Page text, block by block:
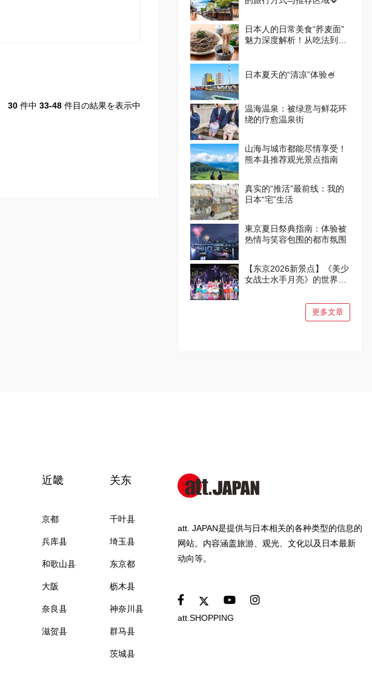
30 件中 33-48 件目の結果を表示中
日本人的日常美食“荞麦面”
魅力深度解析！从吃法到体
日本夏天的“清凉”体验🍧
温海温泉：被绿意与鲜花环
绕的疗愈温泉街
山海与城市都能尽情享受！
熊本县推荐观光景点指南
真实的“推活”最前线：我的
日本“宅”生活
東京夏日祭典指南：体验被
热情与笑容包围的都市氛围
【东京2026新景点】《美少
女战士水手月亮》的世界在
更多文章
近畿
京都
兵库县
和歌山县
大阪
奈良县
滋贺县
关东
千叶县
埼玉县
东京都
枥木县
神奈川县
群马县
茨城县
att. JAPAN是提供与日本相关的各种类型的信息的
网站。内容涵盖旅游、观光、文化以及日本最新
动向等。
att.SHOPPING